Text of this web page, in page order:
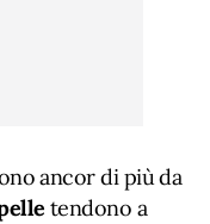
ancor di più da
tendono a